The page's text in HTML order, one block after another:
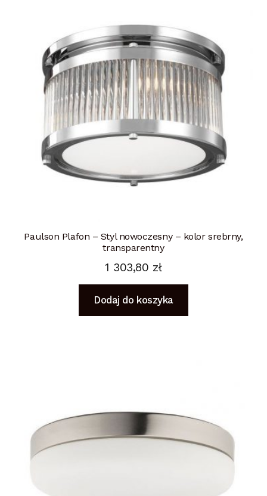
Paulson Plafon – Styl nowoczesny – kolor srebrny,
transparentny
1 303,80 zł
Dodaj do koszyka